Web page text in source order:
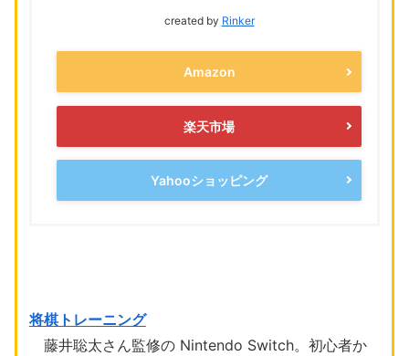
created by Rinker
Amazon
楽天市場
Yahooショッピング
将棋トレーニング
藤井聡太さん監修の Nintendo Switch。初心者か